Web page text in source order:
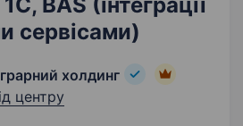
сервісами)
холдинг
центру